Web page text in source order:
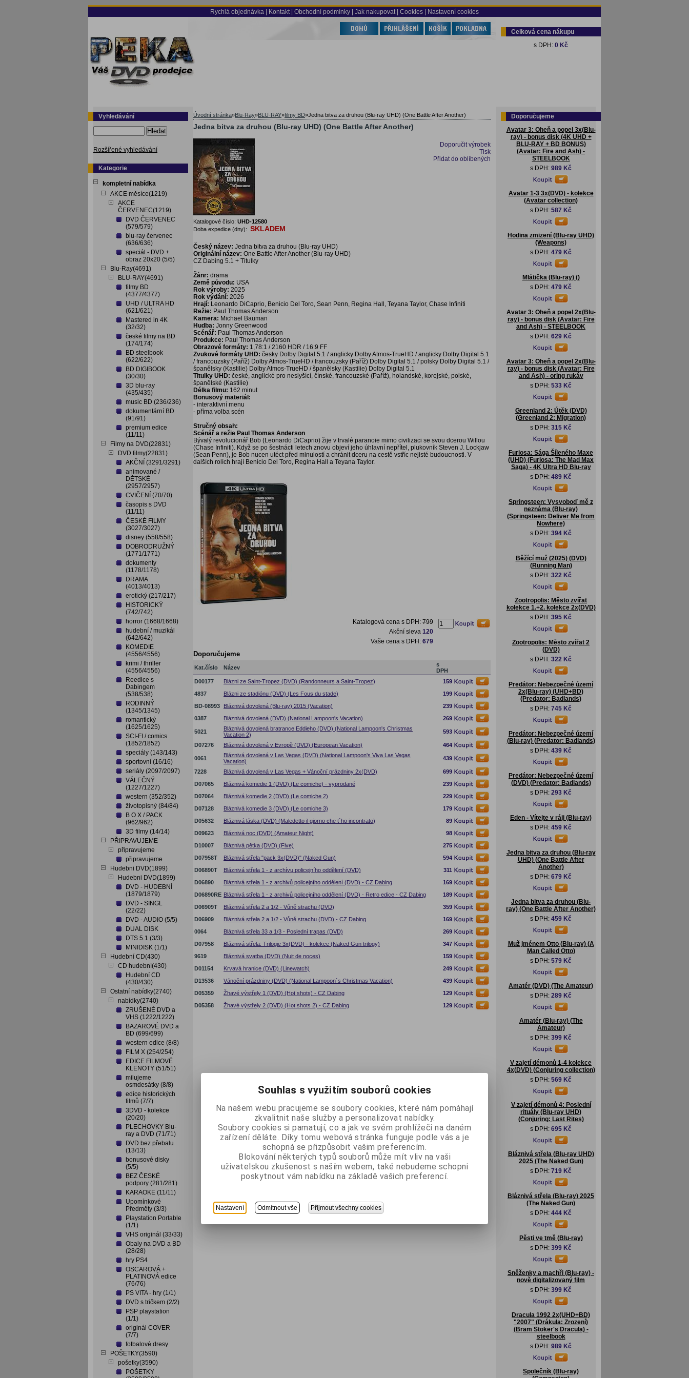
Rychlá objednávka Kontakt Obchodní podmínky Jak nakupovat | Cookies | Nastavení cookies
Celková cena nákupu
s DPH: 0 Kč
Vyhledávání
Hledat
Rozšířené vyhledávání
Kategorie
kompletní nabídka
AKCE měsíce(1219)
AKCE
ČERVENEC(1219)
DVD ČERVENEC
(579/579)
blu-ray červenec
(636/636)
speciál - DVD +
obraz 20x20 (5/5)
Blu-Ray(4691)
BLU-RAY(4691)
filmy BD
(4377/4377)
UHD / ULTRA HD
(621/621)
Mastered in 4K
(32/32)
české filmy na BD
(174/174)
BD steelbook
(622/622)
BD DIGIBOOK
(30/30)
3D blu-ray
(435/435)
music BD (236/236)
dokumentární BD
(91/91)
premium edice
(11/11)
Filmy na DVD(22831)
DVD filmy(22831)
AKČNÍ (3291/3291)
animované /
DĚTSKÉ
(2957/2957)
CVIČENÍ (70/70)
časopis s DVD
(11/11)
ČESKÉ FILMY
(3027/3027)
disney (558/558)
DOBRODRUŽNÝ
(1771/1771)
dokumenty
(1178/1178)
DRAMA
(4013/4013)
erotický (217/217)
HISTORICKÝ
(742/742)
horror (1668/1668)
hudební / muzikál
(642/642)
KOMEDIE
(4556/4556)
krimi / thriller
(4556/4556)
Reedice s
Dabingem
(538/538)
RODINNÝ
(1345/1345)
romantický
(1625/1625)
SCI-FI / comics
(1852/1852)
speciály (143/143)
sportovní (16/16)
seriály (2097/2097)
VÁLEČNÝ
(1227/1227)
western (352/352)
životopisný (84/84)
B O X / PACK
(962/962)
3D filmy (14/14)
PŘIPRAVUJEME
připravujeme
připravujeme
Hudebni DVD(1899)
Hudebni DVD(1899)
DVD - HUDEBNÍ
(1879/1879)
DVD - SINGL
(22/22)
DVD - AUDIO (5/5)
DUAL DISK
DTS 5.1 (3/3)
MINIDISK (1/1)
Hudební CD(430)
CD hudební(430)
Hudební CD
(430/430)
Ostatní nabídky(2740)
nabídky(2740)
ZRUŠENÉ DVD a
VHS (1222/1222)
BAZAROVÉ DVD a
BD (699/699)
western edice (8/8)
FILM X (254/254)
EDICE FILMOVÉ
KLENOTY (51/51)
milujeme
osmdesátky (8/8)
edice historických
filmů (7/7)
3DVD - kolekce
(20/20)
PLECHOVKY Blu-
ray a DVD (71/71)
DVD bez přebalu
(13/13)
bonusové disky
(5/5)
BEZ ČESKÉ
podpory (281/281)
KARAOKE (11/11)
Upomínkové
Předměty (3/3)
Playstation Portable
(1/1)
VHS originál (33/33)
Obaly na DVD a BD
(28/28)
hry PS4
OSCAROVÁ +
PLATINOVÁ edice
(76/76)
PS VITA - hry (1/1)
DVD s tričkem (2/2)
PSP playstation
(1/1)
originál COVER
(7/7)
fotbalové dresy
POŠETKY(3590)
pošetky(3590)
POŠETKY
Úvodní stránka»Blu-Ray»BLU-RAY»filmy BD»Jedna bitva za druhou (Blu-ray UHD) (One Battle After Another)
Jedna bitva za druhou (Blu-ray UHD) (One Battle After Another)
Doporučit výrobek
Tisk
Přidat do oblíbených
Katalogové číslo: UHD-12580
Doba expedice (dny): SKLADEM
Český název: Jedna bitva za druhou (Blu-ray UHD)
Originální název: One Battle After Another (Blu-ray UHD)
CZ Dabing 5.1 + Titulky
Žánr: drama
Země původu: USA
Rok výroby: 2025
Rok výdání: 2026
Hrají: Leonardo DiCaprio, Benicio Del Toro, Sean Penn, Regina Hall, Teyana Taylor, Chase Infiniti
Režie: Paul Thomas Anderson
Kamera: Michael Bauman
Hudba: Jonny Greenwood
Scénář: Paul Thomas Anderson
Produkce: Paul Thomas Anderson
Obrazové formáty: 1,78:1 / 2160 HDR / 16:9 FF
Zvukové formáty UHD: česky Dolby Digital 5.1 / anglicky Dolby Atmos-TrueHD / anglicky Dolby Digital 5.1
/ francouzsky (Paříž) Dolby Atmos-TrueHD / francouzsky (Paříž) Dolby Digital 5.1 / polsky Dolby Digital 5.1 /
španělsky (Kastilie) Dolby Atmos-TrueHD / španělsky (Kastilie) Dolby Digital 5.1
Titulky UHD: české, anglické pro neslyšící, čínské, francouzské (Paříž), holandské, korejské, polské,
španělské (Kastilie)
Délka filmu: 162 minut
Bonusový materiál:
- interaktivní menu
- příma volba scén
Stručný obsah:
Scénář a režie Paul Thomas Anderson
Bývalý revolucionář Bob (Leonardo DiCaprio) žije v trvalé paranoie mimo civilizaci se svou dcerou Willou
(Chase Infiniti). Když se po šestnácti letech znovu objeví jeho úhlavní nepřítel, plukovník Steven J. Lockjaw
(Sean Penn), je Bob nucen utéct před minulostí a chránit dceru na cestě vstříc nejisté budoucnosti. V
dalších rolích hrají Benicio Del Toro, Regina Hall a Teyana Taylor.
Katalogová cena s DPH: 799
Akční sleva 120
Vaše cena s DPH: 679
Doporučujeme
Kat.číslo Název
s
DPH
D00177
Blázni ze Saint-Tropez (DVD) (Randonneurs a Saint-Tropez)
159
4837
Blázni ze stadiónu (DVD) (Les Fous du stade)
199
BD-08993
Bláznivá dovolená (Blu-ray) 2015 (Vacation)
239
0387
Bláznivá dovolená (DVD) (National Lampoon's Vacation) 269
5021
Bláznivá dovolená bratrance Eddieho (DVD) (National Lampoon's Christmas
Vacation 2)
593
D07276 Bláznivá dovolená v Evropě (DVD) (European Vacation) 464
0061
Bláznivá dovolená v Las Vegas (DVD) (National Lampoon's Viva Las Vegas
Vacation)
439
7228 Bláznivá dovolená v Las Vegas + Vánoční prázdniny 2x(DVD)
699
D07065
Bláznivá komedie 1 (DVD) (Le comiche) - vyprodané
239
D07064
Bláznivá komedie 2 (DVD) (Le comiche 2)
229
D07128
Bláznivá komedie 3 (DVD) (Le comiche 3)
179
D05632
Bláznivá láska (DVD) (Maledetto il giorno che t´ho incontrato)
89
D09623
Bláznivá noc (DVD) (Amateur Night)
98
D10007
Bláznivá pětka (DVD) (Five)
275
D07958T
Bláznivá střela "pack 3x(DVD)" (Naked Gun)
594
D06890T
Bláznivá střela 1 - z archívu policejního oddělení (DVD)
311
D06890
Bláznivá střela 1 - z archivů policejního oddělení (DVD) - CZ Dabing
169
D06890RE Bláznivá střela 1 - z archivů policejního oddělení (DVD) - Retro edice - CZ Dabing
189
D06909T
Bláznivá střela 2 a 1/2 - Vůně strachu (DVD)
359
D06909
Bláznivá střela 2 a 1/2 - Vůně strachu (DVD) - CZ Dabing
169
0064
Bláznivá střela 33 a 1/3 - Poslední trapas (DVD)
269
D07958
Bláznivá střela: Trilogie 3x(DVD) - kolekce (Naked Gun trilogy)
347
9619
Bláznivá svatba (DVD) (Nuit de noces)
159
D01154
Krvavá hranice (DVD) (Linewatch)
249
D13536
Vánoční prázdniny (DVD) (National Lampoon´s Christmas Vacation)
439
D05359
Žhavé výstřely 1 (DVD) (Hot shots) - CZ Dabing
129
D05358
Žhavé výstřely 2 (DVD) (Hot shots 2) - CZ Dabing 129
Doporučujeme
Avatar 3: Oheň a popel 3x(Blu-
ray) - bonus disk (4K UHD +
BLU-RAY + BD BONUS)
(Avatar: Fire and Ash) -
STEELBOOK
s DPH: 989 Kč
Avatar 1-3 3x(DVD) - kolekce
(Avatar collection)
s DPH: 587 Kč
Hodina zmizení (Blu-ray UHD)
(Weapons)
s DPH: 479 Kč
Mlátička (Blu-ray) ()
s DPH: 479 Kč
Avatar 3: Oheň a popel 2x(Blu-
ray) - bonus disk (Avatar: Fire
and Ash) - STEELBOOK
s DPH: 629 Kč
Avatar 3: Oheň a popel 2x(Blu-
ray) - bonus disk (Avatar: Fire
and Ash) - oring rukáv
s DPH: 533 Kč
Greenland 2: Útěk (DVD)
(Greenland 2: Migration)
s DPH: 315 Kč
Furiosa: Sága Šíleného Maxe
(UHD) (Furiosa: The Mad Max
Saga) - 4K Ultra HD Blu-ray
s DPH: 489 Kč
Springsteen: Vysvoboď mě z
neznáma (Blu-ray)
(Springsteen: Deliver Me from
Nowhere)
s DPH: 394 Kč
Běžící muž (2025) (DVD)
(Running Man)
s DPH: 322 Kč
Zootropolis: Město zvířat
kolekce 1.+2. kolekce 2x(DVD)
s DPH: 395 Kč
Zootropolis: Město zvířat 2
(DVD)
s DPH: 322 Kč
Predátor: Nebezpečné území
2x(Blu-ray) (UHD+BD)
(Predator: Badlands)
s DPH: 745 Kč
Predátor: Nebezpečné území
(Blu-ray) (Predator: Badlands)
s DPH: 439 Kč
Predátor: Nebezpečné území
(DVD) (Predator: Badlands)
s DPH: 293 Kč
Eden - Vítejte v ráji (Blu-ray)
s DPH: 459 Kč
Jedna bitva za druhou (Blu-ray
UHD) (One Battle After
Another)
s DPH: 679 Kč
Jedna bitva za druhou (Blu-
ray) (One Battle After Another)
s DPH: 459 Kč
Muž jménem Otto (Blu-ray) (A
Man Called Otto)
s DPH: 579 Kč
Amatér (DVD) (The Amateur)
s DPH: 289 Kč
Amatér (Blu-ray) (The
Amateur)
s DPH: 399 Kč
V zajetí démonů 1-4 kolekce
4x(DVD) (Conjuring collection)
s DPH: 569 Kč
V zajetí démonů 4: Poslední
rituály (Blu-ray UHD)
(Conjuring: Last Rites)
s DPH: 695 Kč
Bláznivá střela (Blu-ray UHD)
2025 (The Naked Gun)
s DPH: 719 Kč
Bláznivá střela (Blu-ray) 2025
(The Naked Gun)
s DPH: 444 Kč
Pěsti ve tmě (Blu-ray)
s DPH: 399 Kč
Sněženky a machři (Blu-ray) -
nově digitalizovaný film
s DPH: 399 Kč
Dracula 1992 2x(UHD+BD)
"2007" (Drákula: Zrození)
(Bram Stoker's Dracula) -
steelbook
s DPH: 989 Kč
Společník (Blu-ray)
Souhlas s využitím souborů cookies
Na našem webu pracujeme se soubory cookies, které nám pomáhají
zkvalitnit naše služby a personalizovat nabídky.
Soubory cookies si pamatují, co a jak ve svém prohlížeči na daném
zařízení děláte. Díky tomu webová stránka funguje podle vás a je
schopná se přizpůsobit vašim preferencím.
Blokování některých typů souborů může mít vliv na vaši
uživatelskou zkušenost s naším webem, také nebudeme schopni
poskytnout vám nabídku na základě vašich preferencí.
Nastavení Odmítnout vše Přijmout všechny cookies